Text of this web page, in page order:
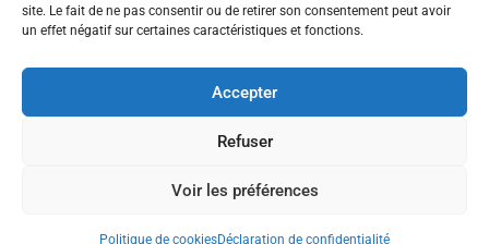
site. Le fait de ne pas consentir ou de retirer son consentement peut avoir
un effet négatif sur certaines caractéristiques et fonctions.
Accepter
Refuser
Voir les préférences
Politique de cookiesDéclaration de confidentialité
MENTIONS LÉGALES
POLITIQUE DE CONFIDENTIALITÉ